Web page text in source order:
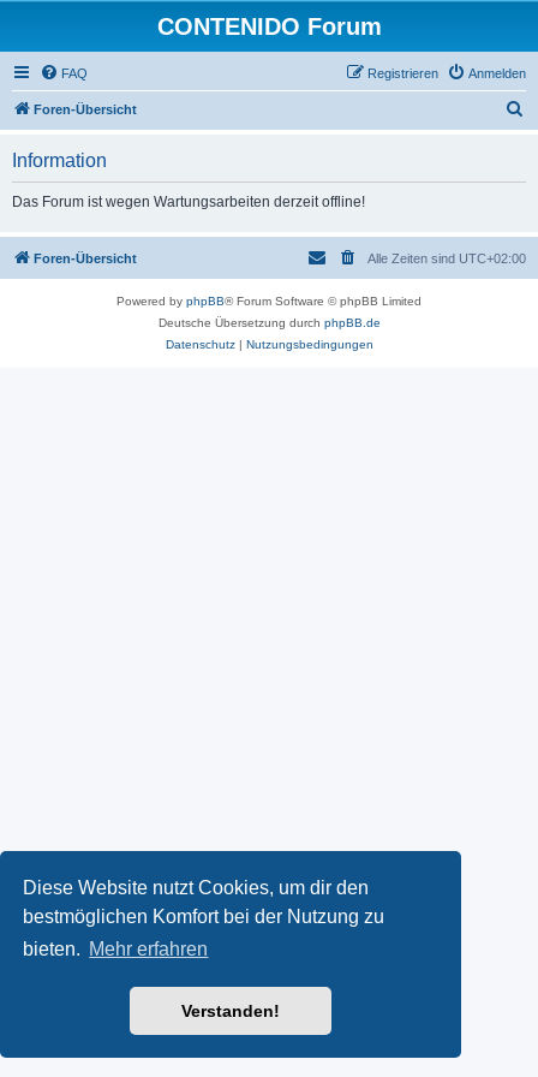
Diese Website nutzt Cookies, um dir den
bestmöglichen Komfort bei der Nutzung zu
bieten. Mehr erfahren
Verstanden!
CONTENIDO Forum
FAQ Anmelden
Registrieren
Foren-Übersicht
Information
Das Forum ist wegen Wartungsarbeiten derzeit offline!
Foren-Übersicht Alle Zeiten sind UTC+02:00
Powered by phpBB® Forum Software © phpBB Limited
Deutsche Übersetzung durch phpBB.de
Datenschutz| Nutzungsbedingungen